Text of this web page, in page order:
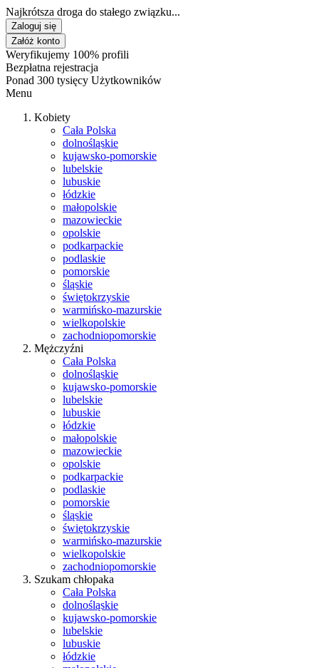
Najkrótsza droga do stałego związku...
Zaloguj się
Załóż konto
Weryfikujemy 100% profili
Bezpłatna rejestracja
Ponad 300 tysięcy Użytkowników
Menu
Kobiety
Cała Polska
dolnośląskie
kujawsko-pomorskie
lubelskie
lubuskie
łódzkie
małopolskie
mazowieckie
opolskie
podkarpackie
podlaskie
pomorskie
śląskie
świętokrzyskie
warmińsko-mazurskie
wielkopolskie
zachodniopomorskie
Mężczyźni
Cała Polska
dolnośląskie
kujawsko-pomorskie
lubelskie
lubuskie
łódzkie
małopolskie
mazowieckie
opolskie
podkarpackie
podlaskie
pomorskie
śląskie
świętokrzyskie
warmińsko-mazurskie
wielkopolskie
zachodniopomorskie
Szukam chłopaka
Cała Polska
dolnośląskie
kujawsko-pomorskie
lubelskie
lubuskie
łódzkie